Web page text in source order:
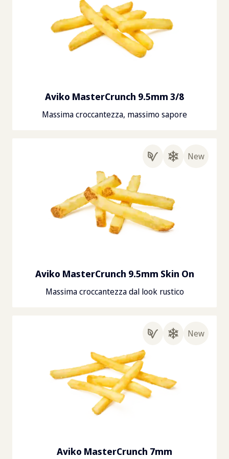
Aviko MasterCrunch 9.5mm 3/8
Massima croccantezza, massimo sapore
New
Aviko MasterCrunch 9.5mm Skin On
Massima croccantezza dal look rustico
New
Aviko MasterCrunch 7mm